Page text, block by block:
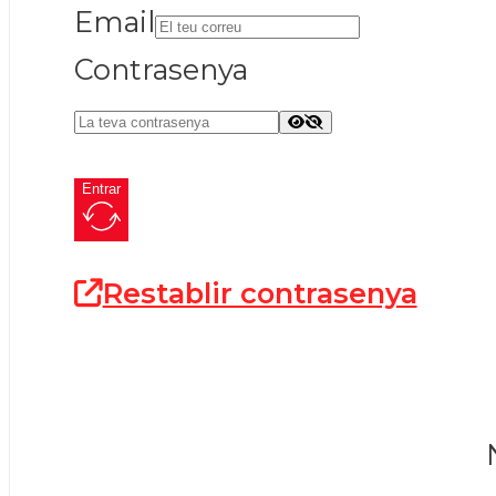
Email
Contrasenya
Entrar
Restablir contrasenya